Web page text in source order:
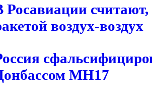
Росавиации
воздух-воздух
MH17